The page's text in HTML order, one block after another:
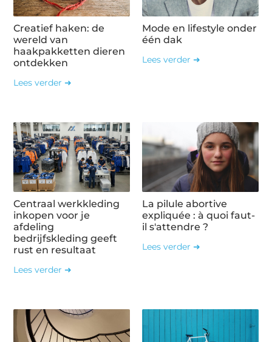
Creatief haken: de
wereld van
haakpakketten dieren
ontdekken
Lees verder ➜
Mode en lifestyle onder
één dak
Lees verder ➜
Centraal werkkleding
inkopen voor je
afdeling
bedrijfskleding geeft
rust en resultaat
Lees verder ➜
La pilule abortive
expliquée : à quoi faut-
il s'attendre ?
Lees verder ➜